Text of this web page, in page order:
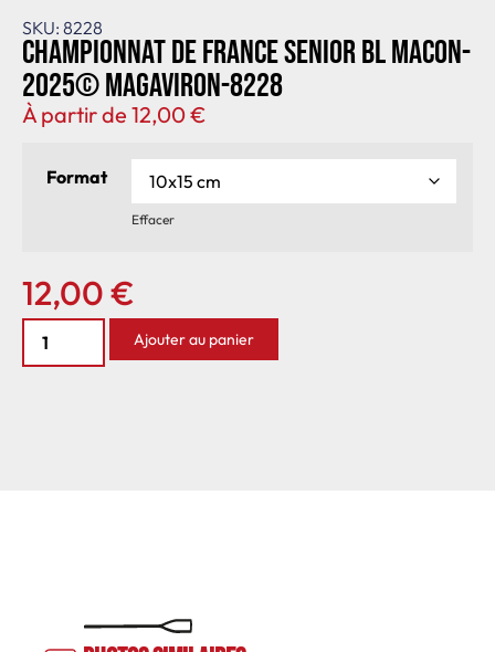
SKU: 8228
Championnat de France senior BL Macon-
2025© MagAviron-8228
À partir de 12,00€
Format
Effacer
12,00€
Ajouter au panier